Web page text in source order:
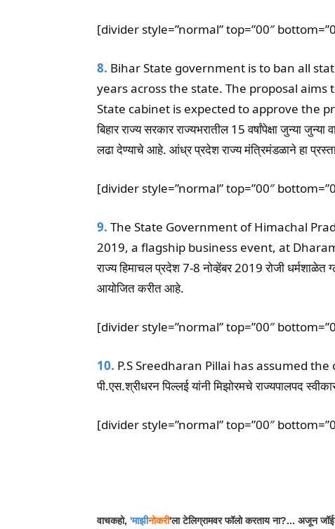
[divider style=”normal” top=”00″
8. Bihar State government is to ban all
years across the state. The proposal
State cabinet is expected to approve the
बिहार राज्य सरकार राज्यभरातील 15 वर्षांपेक्षा जुन्या
लढा देण्याचे आहे. आंध्र प्रदेश राज्य मंत्रिमंडळाने हा
[divider style=”normal” top=”00″
9. The State Government of Himachal
2019, a flagship business event, at
राज्य हिमाचल प्रदेश 7-8 नोव्हेंबर 2019 रोजी धर्मशाळेत
आयोजित करीत आहे.
[divider style=”normal” top=”00″
10. P.S Sreedharan Pillai has assumed
पी.एस.श्रीधरन पिल्लई यांनी मिझोरमचे राज्यपालपद
[divider style=”normal” top=”00″
वाचकहो, 'माझीनोकरी'ला टेलिग्रामवर फॉलो करताय ना?... अजून